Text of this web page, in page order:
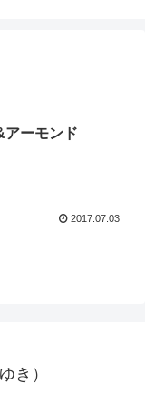
アーモンド
2017.07.03
き）